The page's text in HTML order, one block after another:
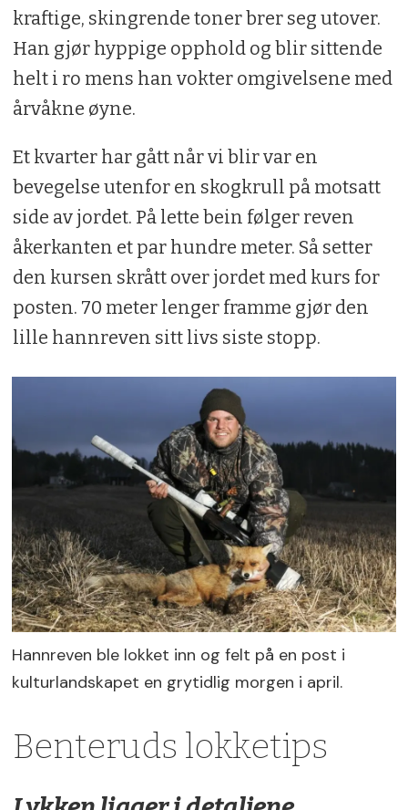
kraftige, skingrende toner brer seg utover.
Han gjør hyppige opphold og blir sittende
helt i ro mens han vokter omgivelsene med
årvåkne øyne.
Et kvarter har gått når vi blir var en
bevegelse utenfor en skogkrull på motsatt
side av jordet. På lette bein følger reven
åkerkanten et par hundre meter. Så setter
den kursen skrått over jordet med kurs for
posten. 70 meter lenger framme gjør den
lille hannreven sitt livs siste stopp.
Hannreven ble lokket inn og felt på en post i
kulturlandskapet en grytidlig morgen i april.
Benteruds lokketips